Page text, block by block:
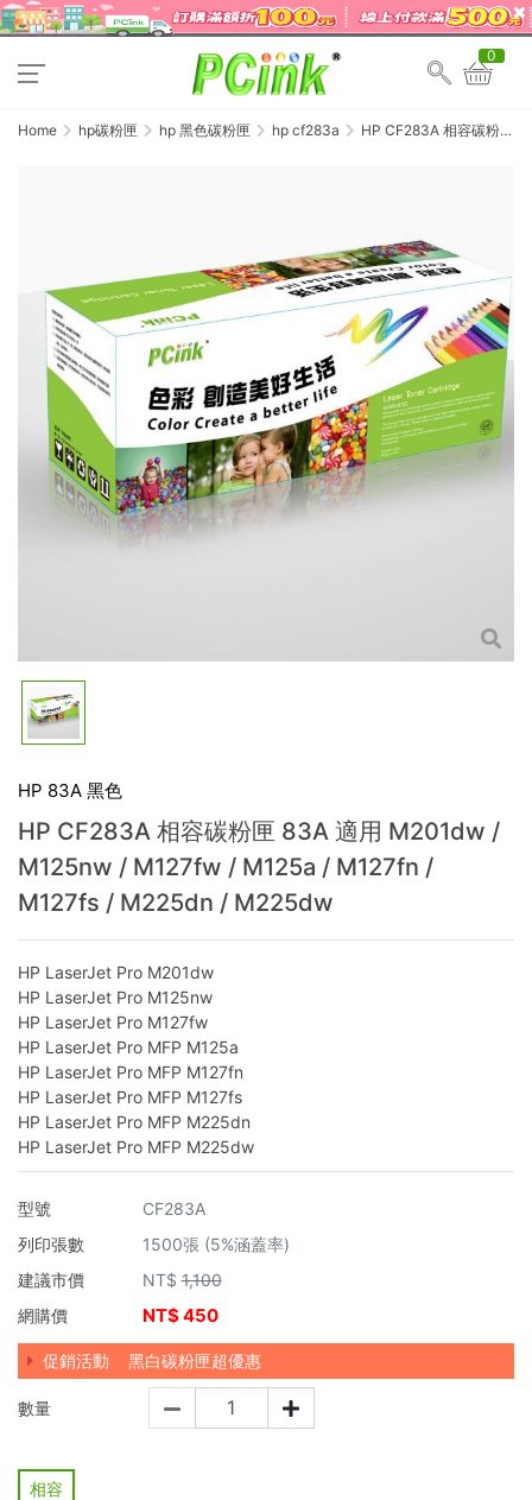
0
Home hp碳粉匣 hp 黑色碳粉匣 hp cf283a
HP CF283A 相容碳粉匣
HP 83A 黑色
HP CF283A 相容碳粉匣 83A 適用 M201dw /
M125nw / M127fw / M125a / M127fn /
M127fs / M225dn / M225dw
HP LaserJet Pro M201dw
HP LaserJet Pro M125nw
HP LaserJet Pro M127fw
HP LaserJet Pro MFP M125a
HP LaserJet Pro MFP M127fn
HP LaserJet Pro MFP M127fs
HP LaserJet Pro MFP M225dn
HP LaserJet Pro MFP M225dw
型號
CF283A
列印張數
1500張 (5%涵蓋率)
建議市價
NT$ 1,100
網購價
NT$450
促銷活動 黑白碳粉匣超優惠
數量
相容